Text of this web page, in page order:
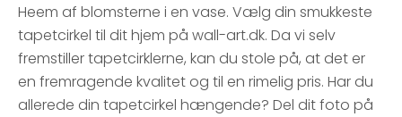
Heem af blomsterne i en vase. Vælg din smukkeste
tapetcirkel til dit hjem på wall-art.dk. Da vi selv
fremstiller tapetcirklerne, kan du stole på, at det er
en fremragende kvalitet og til en rimelig pris. Har du
allerede din tapetcirkel hængende? Del dit foto på